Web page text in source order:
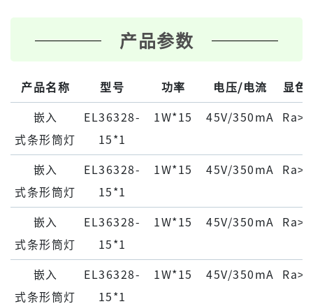
产品参数
产品名称 型号 功率 电压/电流 显色
嵌⼊
式条形筒灯
EL36328-
15*1
1W*15 45V/350mA
嵌⼊
式条形筒灯
EL36328-
15*1
1W*15 45V/350mA
嵌⼊
式条形筒灯
EL36328-
15*1
1W*15 45V/350mA
嵌⼊
式条形筒灯
EL36328-
15*1
1W*15 45V/350mA